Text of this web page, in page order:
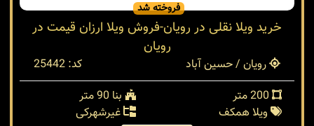
فروخته شد
خرید ویلا نقلی در رویان-فروش ویلا ارزان قیمت در
رویان
رویان / حسین آباد
کد: 25442
بنا 90 متر
ویلا همکف
غیرشهرکی